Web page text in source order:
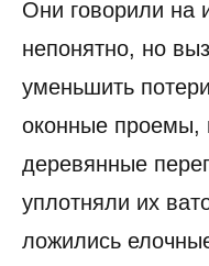
Они говорили на
непонятно, но
уменьшить
оконные проемы,
деревянные
уплотняли их
ложились